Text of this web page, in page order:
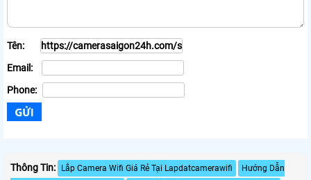
Tên:
Email:
Phone:
Thông Tin: Lắp Camera Wifi Giá Rẻ Tại Lapdatcamerawifi
Hướng Dẫn